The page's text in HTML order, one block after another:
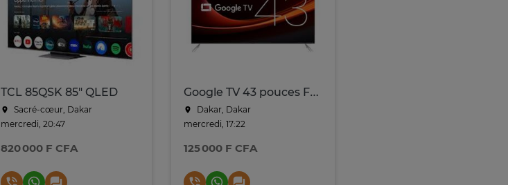
TCL 85QSK 85" QLED
Sacré-cœur, Dakar
mercredi, 20:47
820 000 F CFA
Google TV 43 pouces Full HD Streaming Intégré
Dakar, Dakar
mercredi, 17:22
125 000 F CFA